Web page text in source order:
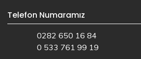
Telefon Numaramız
0282 650 16 84
0 533 761 99 19